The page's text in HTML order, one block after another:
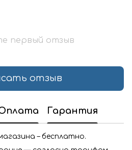
первый отзыв
отзыв
Гарантия
– бесплатно.